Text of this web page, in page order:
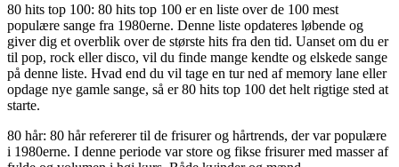
80 hits top 100: 80 hits top 100 er en liste over de 100 mest
populære sange fra 1980erne. Denne liste opdateres løbende og
giver dig et overblik over de største hits fra den tid. Uanset om du er
til pop, rock eller disco, vil du finde mange kendte og elskede sange
på denne liste. Hvad end du vil tage en tur ned af memory lane eller
opdage nye gamle sange, så er 80 hits top 100 det helt rigtige sted at
starte.
80 hår: 80 hår refererer til de frisurer og hårtrends, der var populære
i 1980erne. I denne periode var store og fikse frisurer med masser af